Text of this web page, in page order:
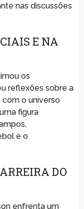
nas discussões
E NA
os
reflexões sobre a
o universo
figura
e o
DO
enfrenta um